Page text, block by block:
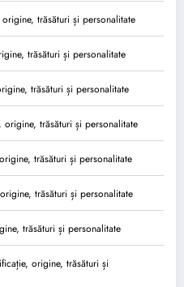
trăsături și personalitate
trăsături și personalitate
trăsături și personalitate
origine, trăsături și personalitate
trăsături și personalitate
trăsături și personalitate
trăsături și personalitate
origine, trăsături și